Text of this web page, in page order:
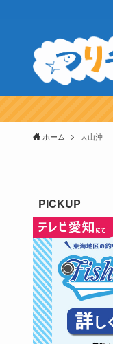
ホーム 大山沖
PICKUP